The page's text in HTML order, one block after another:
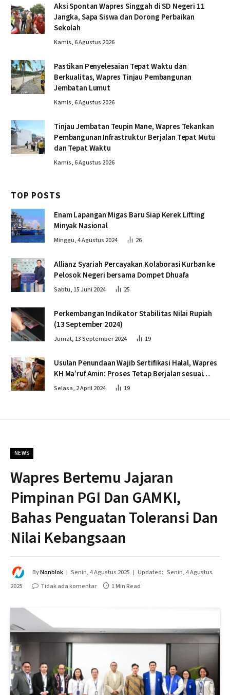
Aksi Spontan Wapres Singgah di SD Negeri 11
Jangka, Sapa Siswa dan Dorong Perbaikan
Sekolah
Kamis, 6 Agustus 2026
Pastikan Penyelesaian Tepat Waktu dan
Berkualitas, Wapres Tinjau Pembangunan
Jembatan Lumut
Kamis, 6 Agustus 2026
Tinjau Jembatan Teupin Mane, Wapres Tekankan
Pembangunan Infrastruktur Berjalan Tepat Mutu
dan Tepat Waktu
Kamis, 6 Agustus 2026
TOP POSTS
Enam Lapangan Migas Baru Siap Kerek Lifting
Minyak Nasional
Minggu, 4 Agustus 2024 26
Allianz Syariah Percayakan Kolaborasi Kurban ke
Pelosok Negeri bersama Dompet Dhuafa
Sabtu, 15 Juni 2024 25
Perkembangan Indikator Stabilitas Nilai Rupiah
(13 September 2024)
Jumat, 13 September 2024 19
Usulan Penundaan Wajib Sertifikasi Halal, Wapres
KH Ma’ruf Amin: Proses Tetap Berjalan sesuai
Penahapan
Selasa, 2 April 2024 19
NEWS
Wapres Bertemu Jajaran
Pimpinan PGI Dan GAMKI,
Bahas Penguatan Toleransi Dan
Nilai Kebangsaan
ByNonblok Senin, 4 Agustus 2025 Updated: Senin, 4 Agustus
2025
Tidak ada komentar 1 Min Read